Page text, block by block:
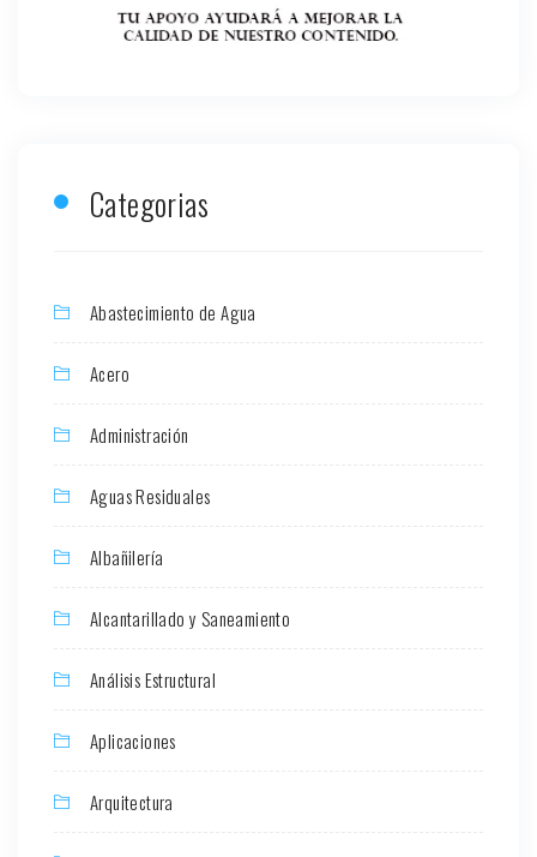
Categorias
Abastecimiento de Agua
Acero
Administración
Aguas Residuales
Albañilería
Alcantarillado y Saneamiento
Análisis Estructural
Aplicaciones
Arquitectura